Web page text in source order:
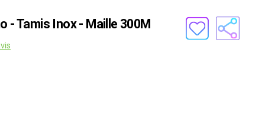
- Tamis Inox - Maille 300Μ